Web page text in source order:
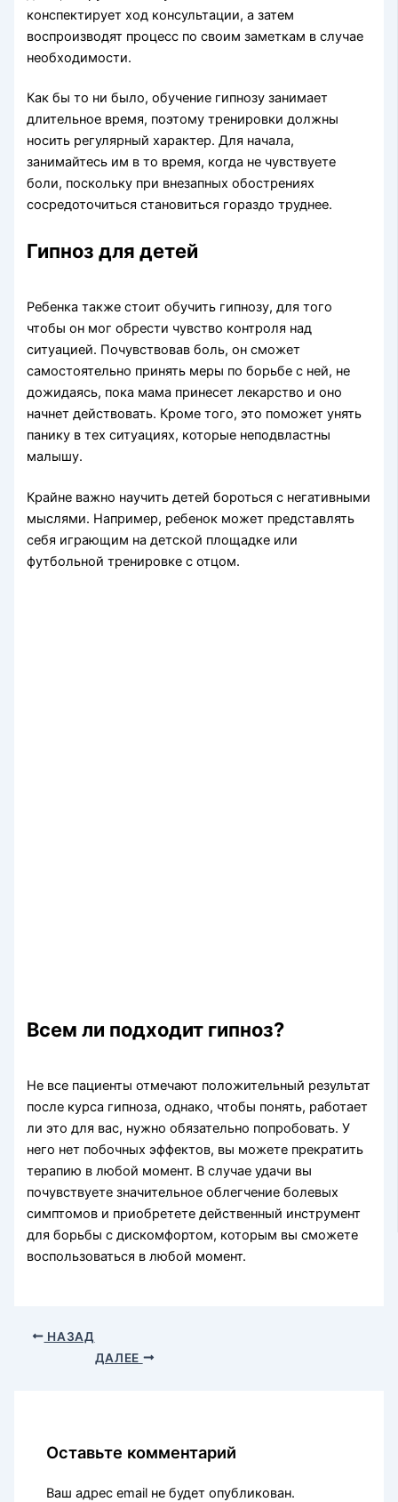
конспектирует ход консультации, а затем
воспроизводят процесс по своим заметкам в случае
необходимости.
Как бы то ни было, обучение гипнозу занимает
длительное время, поэтому тренировки должны
носить регулярный характер. Для начала,
занимайтесь им в то время, когда не чувствуете
боли, поскольку при внезапных обострениях
сосредоточиться становиться гораздо труднее.
Гипноз для детей
Ребенка также стоит обучить гипнозу, для того
чтобы он мог обрести чувство контроля над
ситуацией. Почувствовав боль, он сможет
самостоятельно принять меры по борьбе с ней, не
дожидаясь, пока мама принесет лекарство и оно
начнет действовать. Кроме того, это поможет унять
панику в тех ситуациях, которые неподвластны
малышу.
Крайне важно научить детей бороться с негативными
мыслями. Например, ребенок может представлять
себя играющим на детской площадке или
футбольной тренировке с отцом.
Всем ли подходит гипноз?
Не все пациенты отмечают положительный результат
после курса гипноза, однако, чтобы понять, работает
ли это для вас, нужно обязательно попробовать. У
него нет побочных эффектов, вы можете прекратить
терапию в любой момент. В случае удачи вы
почувствуете значительное облегчение болевых
симптомов и приобретете действенный инструмент
для борьбы с дискомфортом, которым вы сможете
воспользоваться в любой момент.
НАЗАД
ДАЛЕЕ
Оставьте комментарий
Ваш адрес email не будет опубликован.